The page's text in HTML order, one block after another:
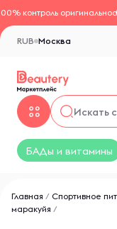
контроль
Москва
RUB
БАДы и витамины
Главная / Спортивное
маракуйя /